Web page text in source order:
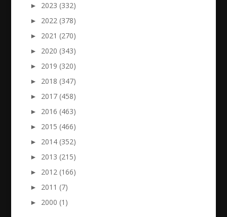
►
2023 (332)
►
2022 (378)
►
2021 (270)
►
2020 (343)
►
2019 (320)
►
2018 (347)
►
2017 (458)
►
2016 (463)
►
2015 (466)
►
2014 (352)
►
2013 (215)
►
2012 (166)
►
2011 (7)
►
2000 (1)